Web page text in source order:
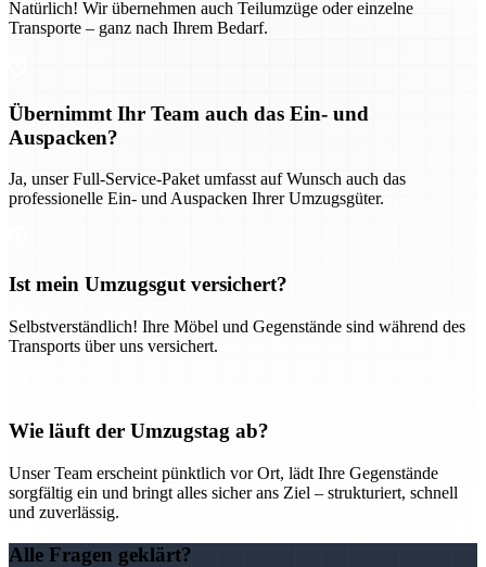
Natürlich! Wir übernehmen auch Teilumzüge oder einzelne
Transporte – ganz nach Ihrem Bedarf.
Übernimmt Ihr Team auch das Ein- und
Auspacken?
Ja, unser Full-Service-Paket umfasst auf Wunsch auch das
professionelle Ein- und Auspacken Ihrer Umzugsgüter.
Ist mein Umzugsgut versichert?
Selbstverständlich! Ihre Möbel und Gegenstände sind während des
Transports über uns versichert.
Wie läuft der Umzugstag ab?
Unser Team erscheint pünktlich vor Ort, lädt Ihre Gegenstände
sorgfältig ein und bringt alles sicher ans Ziel – strukturiert, schnell
und zuverlässig.
Alle Fragen geklärt?